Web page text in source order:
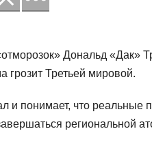
Дональд «Дак»
грозит Третьей мировой.
и понимает, что реальные
региональной